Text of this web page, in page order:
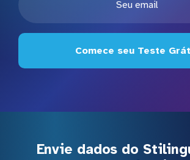
Comece seu Teste
Envie dados do